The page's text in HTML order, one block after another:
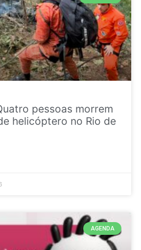
pessoas morrem
helicóptero no Rio de
AGENDA